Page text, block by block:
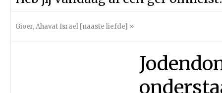
Gioer,Ahavat Israel [naaste liefde] »